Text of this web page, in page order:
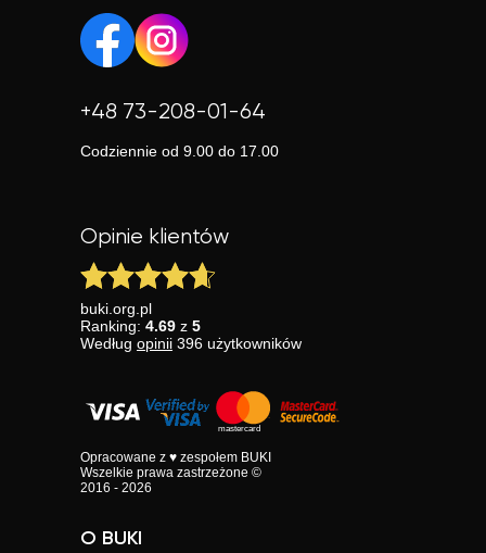
+48 73-208-01-64
Codziennie od 9.00 do 17.00
Opinie klientów
buki.org.pl
Ranking: 4.69 z 5
Według opinii 396 użytkowników
Opracowane z ♥ zespołem BUKI
Wszelkie prawa zastrzeżone ©
2016 - 2026
O BUKI